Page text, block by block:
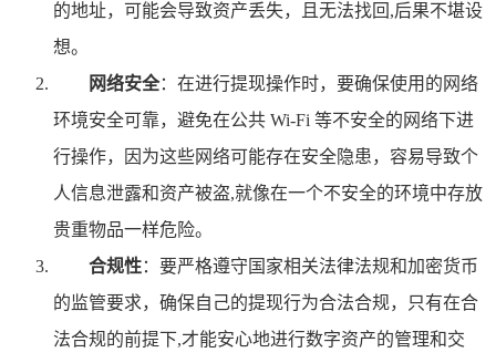
的地址，可能会导致资产丢失，且无法找回,后果不堪设
想。
网络安全：在进行提现操作时，要确保使用的网络
环境安全可靠，避免在公共 Wi-Fi 等不安全的网络下进
行操作，因为这些网络可能存在安全隐患，容易导致个
人信息泄露和资产被盗,就像在一个不安全的环境中存放
贵重物品一样危险。
合规性：要严格遵守国家相关法律法规和加密货币
的监管要求，确保自己的提现行为合法合规，只有在合
法合规的前提下,才能安心地进行数字资产的管理和交